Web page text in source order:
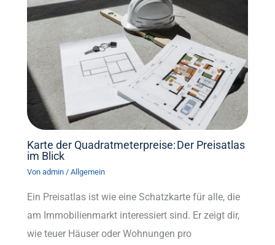
Karte der Quadratmeterpreise: Der Preisatlas
im Blick
Von admin / Allgemein
Ein Preisatlas ist wie eine Schatzkarte für alle, die
am Immobilienmarkt interessiert sind. Er zeigt dir,
wie teuer Häuser oder Wohnungen pro